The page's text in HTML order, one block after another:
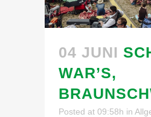
04 JUNI
WAR’S,
Posted at 09:58h in